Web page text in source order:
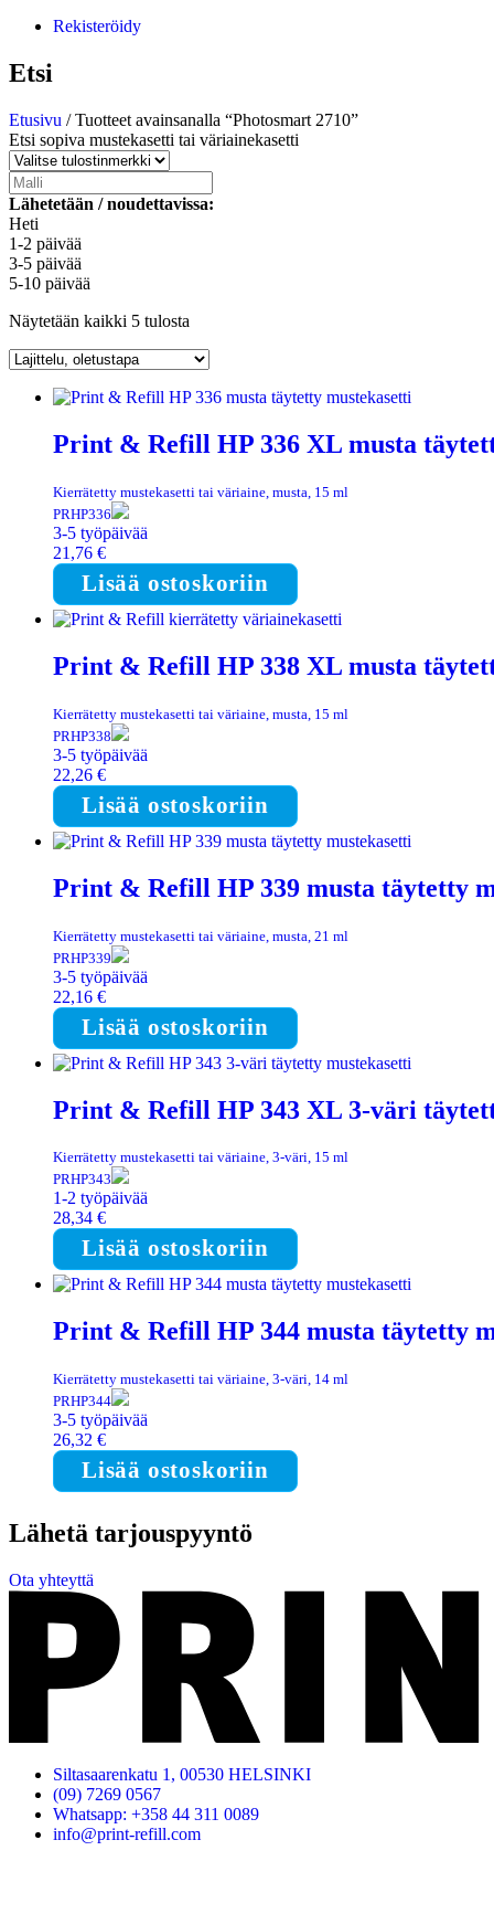
Rekisteröidy
Etsi
Etusivu / Tuotteet avainsanalla “Photosmart 2710”
Etsi sopiva mustekasetti tai väriainekasetti
Lähetetään / noudettavissa:
Heti
1-2 päivää
3-5 päivää
5-10 päivää
Näytetään kaikki 5 tulosta
Print & Refill HP 336 XL musta
Kierrätetty mustekasetti tai väriaine, musta, 15 ml
PRHP336
3-5 työpäivää
21,76 €
Lisää ostoskoriin
Print & Refill HP 338 XL musta
Kierrätetty mustekasetti tai väriaine, musta, 15 ml
PRHP338
3-5 työpäivää
22,26 €
Lisää ostoskoriin
Print & Refill HP 339 musta täytetty
Kierrätetty mustekasetti tai väriaine, musta, 21 ml
PRHP339
3-5 työpäivää
22,16 €
Lisää ostoskoriin
Print & Refill HP 343 XL 3-väri
Kierrätetty mustekasetti tai väriaine, 3-väri, 15 ml
PRHP343
1-2 työpäivää
28,34 €
Lisää ostoskoriin
Print & Refill HP 344 musta täytetty
Kierrätetty mustekasetti tai väriaine, 3-väri, 14 ml
PRHP344
3-5 työpäivää
26,32 €
Lisää ostoskoriin
Lähetä tarjouspyyntö
Ota yhteyttä
Siltasaarenkatu 1, 00530 HELSINKI
(09) 7269 0567
Whatsapp: +358 44 311 0089
info@print-refill.com